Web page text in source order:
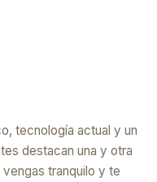
tecnología actual y un
destacan una y otra
tranquilo y te